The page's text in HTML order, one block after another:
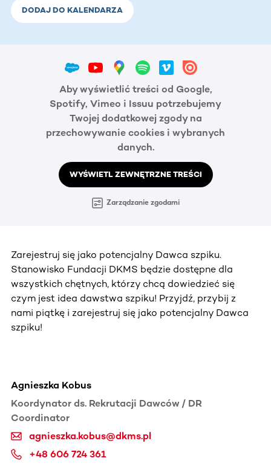
DODAJ DO KALENDARZA
Aby wyświetlić treści od Google,
Spotify, Vimeo i Issuu potrzebujemy
Twojej dodatkowej zgody na
przechowywanie cookies i wybranych
danych.
WYŚWIETL ZEWNĘTRZNE TREŚCI
Zarządzanie zgodami
Zarejestruj się jako potencjalny Dawca szpiku.
Stanowisko Fundacji DKMS będzie dostępne dla
wszystkich chętnych, którzy chcą dowiedzieć się
czym jest idea dawstwa szpiku! Przyjdź, przybij z
nami piątkę i zarejestruj się jako potencjalny Dawca
szpiku!
Agnieszka Kobus
Koordynator ds. Rekrutacji Dawców / DR
Coordinator
agnieszka.kobus@dkms.pl
+48 606 724 361